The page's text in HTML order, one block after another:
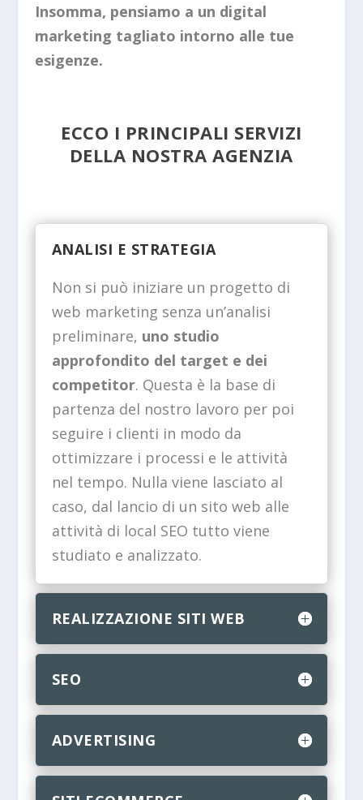
Insomma, pensiamo a un digital
marketing tagliato intorno alle tue
esigenze.
ECCO I PRINCIPALI SERVIZI
DELLA NOSTRA AGENZIA
ANALISI E STRATEGIA
Non si può iniziare un progetto di
web marketing senza un’analisi
preliminare, uno studio
approfondito del target e dei
competitor. Questa è la base di
partenza del nostro lavoro per poi
seguire i clienti in modo da
ottimizzare i processi e le attività
nel tempo. Nulla viene lasciato al
caso, dal lancio di un sito web alle
attività di local SEO tutto viene
studiato e analizzato.
REALIZZAZIONE SITI WEB
SEO
ADVERTISING